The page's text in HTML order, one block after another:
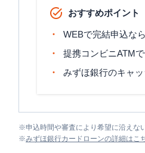
おすすめポイント
WEBで完結申込な
提携コンビニATM
みずほ銀行のキャ
※申込時間や審査により希望に沿えな
※みずほ銀行カードローンの詳細はこ